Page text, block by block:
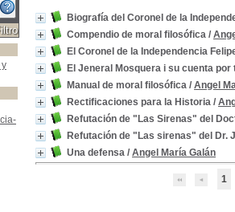
Biografía del Coronel de la
Compendio de moral filosófica /
El Coronel de la Independencia
El Jeneral Mosquera i su cuenta por
Manual de moral filosófica / Angel
Rectificaciones para la Historia /
Refutación de "Las Sirenas" del
Refutación de "Las sirenas" del Dr.
Una defensa / Angel María Galán
1
de Independencia--1810-1819